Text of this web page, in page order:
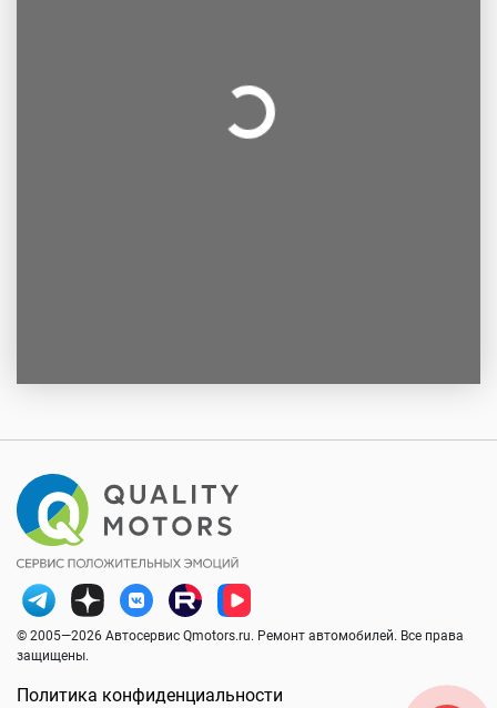
© 2005—2026 Автосервис Qmotors.ru. Ремонт автомобилей. Все права
защищены.
Политика конфиденциальности